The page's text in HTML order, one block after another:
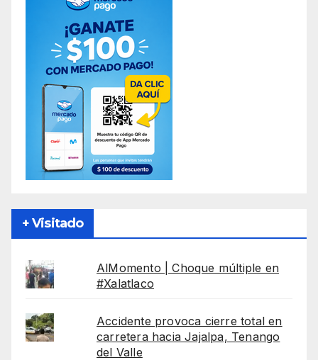
+ Visitado
AlMomento | Choque múltiple en
#Xalatlaco
Accidente provoca cierre total en
carretera hacia Jajalpa, Tenango
del Valle